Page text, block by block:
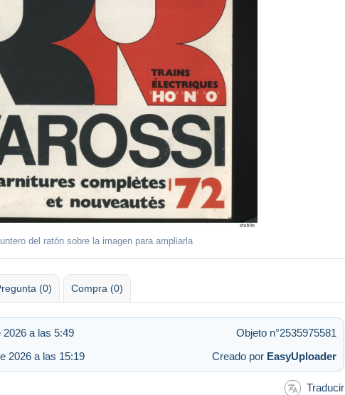
del ratón sobre la imagen para ampliarla
(0) Compra (0)
a las 5:49
Objeto n°2535975581
2026 a las 15:19 Creado por EasyUploader
Traducir